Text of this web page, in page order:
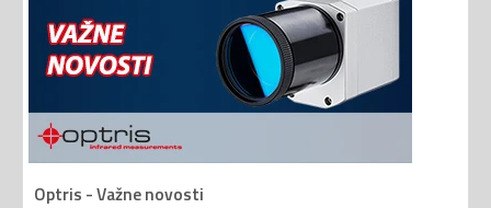
Optris - Važne novosti